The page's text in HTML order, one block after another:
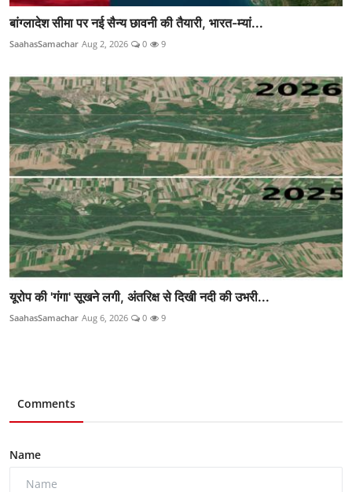
बांग्लादेश सीमा पर नई सैन्य छावनी की तैयारी, भारत-म्यां...
SaahasSamachar Aug 2, 2026 0 9
यूरोप की 'गंगा' सूखने लगी, अंतरिक्ष से दिखी नदी की उभरी...
SaahasSamachar Aug 6, 2026 0 9
Comments
Name